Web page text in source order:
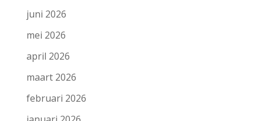
juni 2026
mei 2026
april 2026
maart 2026
februari 2026